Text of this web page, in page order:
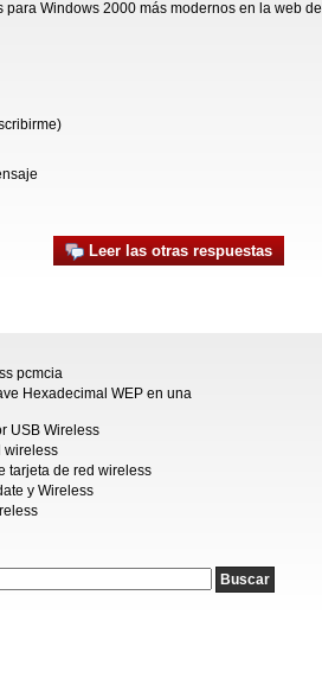
Windows 2000 más modernos en la web del
Leer las otras respuestas
pcmcia
Hexadecimal WEP en una
USB Wireless
wireless
tarjeta de red wireless
y Wireless